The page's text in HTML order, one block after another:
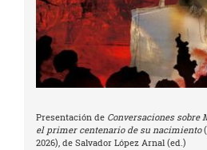
Presentación de Conversaciones sobre
el primer centenario de su nacimiento
2026), de Salvador López Arnal (ed.)